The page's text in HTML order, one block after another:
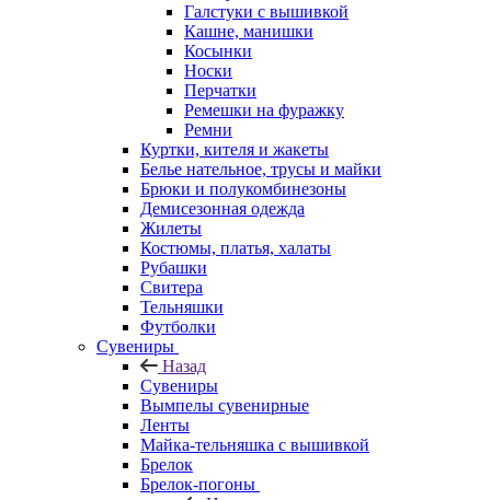
Галстуки с вышивкой
Кашне, манишки
Косынки
Носки
Перчатки
Ремешки на фуражку
Ремни
Куртки, кителя и жакеты
Белье нательное, трусы и майки
Брюки и полукомбинезоны
Демисезонная одежда
Жилеты
Костюмы, платья, халаты
Рубашки
Свитера
Тельняшки
Футболки
Сувениры
Назад
Сувениры
Вымпелы сувенирные
Ленты
Майка-тельняшка с вышивкой
Брелок
Брелок-погоны